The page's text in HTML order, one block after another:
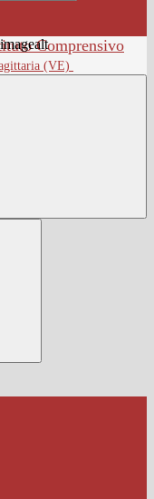
Comprensivo
(VE)